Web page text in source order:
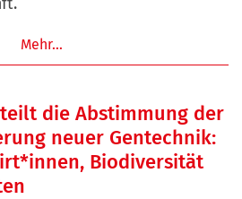
Mehr…
die Abstimmung der
neuer Gentechnik:
Biodiversität